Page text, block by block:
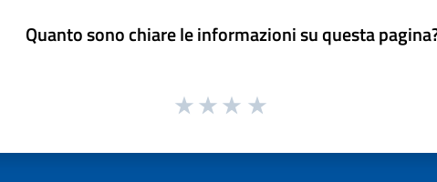
Quanto sono chiare le informazioni su questa